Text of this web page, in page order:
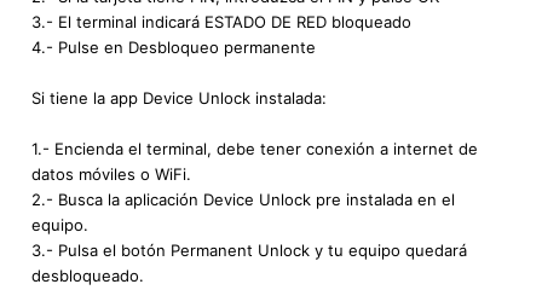
3.- El terminal indicará ESTADO DE RED bloqueado
4.- Pulse en Desbloqueo permanente
Si tiene la app Device Unlock instalada:
1.- Encienda el terminal, debe tener conexión a internet de
datos móviles o WiFi.
2.- Busca la aplicación Device Unlock pre instalada en el
equipo.
3.- Pulsa el botón Permanent Unlock y tu equipo quedará
desbloqueado.